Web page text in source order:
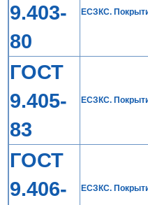
9.403-
80
ЕСЗКС.
ГОСТ
9.405-
83
ЕСЗКС.
ГОСТ
9.406-
ЕСЗКС.